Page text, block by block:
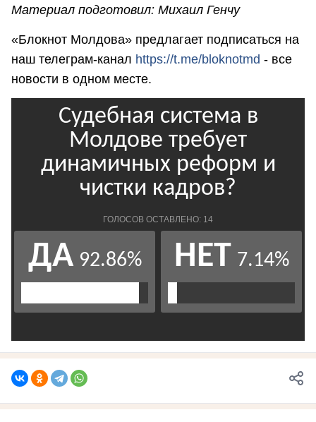
Материал подготовил: Михаил Генчу
«Блокнот Молдова» предлагает подписаться на
наш телеграм-канал https://t.me/bloknotmd - все
новости в одном месте.